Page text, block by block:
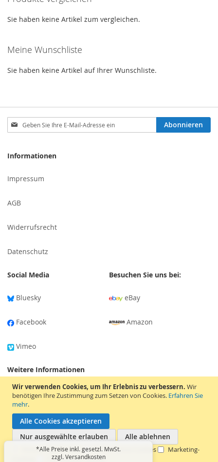
*Alle Preise inkl. gesetzl. MwSt.
zzgl. Versandkosten
Wir verwenden Cookies, um Ihr Erlebnis zu verbessern. Wir
benötigen Ihre Zustimmung zum Setzen von Cookies. Erfahren Sie
mehr.
Alle Cookies akzeptieren
Nur ausgewählte erlauben
Alle ablehnen
Notwendige Cookies Performance-Cookies
Marketing-
Funktionale Cookies
Sie haben keine Artikel zum vergleichen.
Meine Wunschliste
Sie haben keine Artikel auf Ihrer Wunschliste.
Melden
Sie
unseren
an:
Abonnieren
Informationen
Impressum
AGB
Widerrufsrecht
Datenschutz
Social Media
Bluesky
Facebook
Vimeo
Besuchen Sie uns bei:
eBay
Amazon
Weitere Informationen
Versandinformationen
Tonträger-Bewertung
Karriere & Mentorship
Copyright © 2026 Apesound. Alle Rechte vorbehalten.